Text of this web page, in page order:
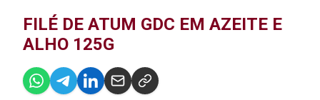
FILÉ DE ATUM GDC EM AZEITE E
ALHO 125G